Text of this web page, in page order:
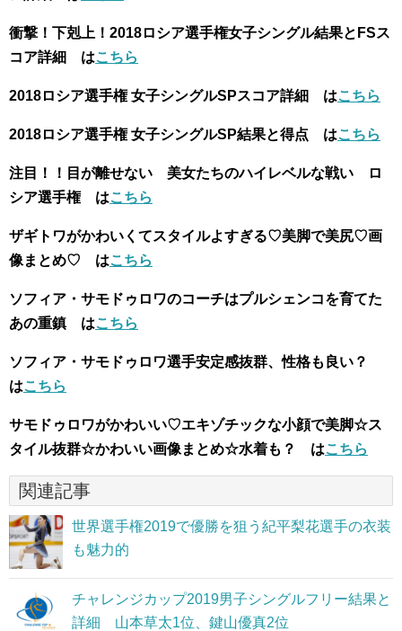
衝撃！下剋上！2018ロシア選手権女子シングル結果とFSス
コア詳細 はこちら
2018ロシア選手権 女子シングルSPスコア詳細 はこちら
2018ロシア選手権 女子シングルSP結果と得点 はこちら
注目！！目が離せない 美女たちのハイレベルな戦い ロ
シア選手権 はこちら
ザギトワがかわいくてスタイルよすぎる♡美脚で美尻♡画
像まとめ♡ はこちら
ソフィア・サモドゥロワのコーチはプルシェンコを育てた
あの重鎮 はこちら
ソフィア・サモドゥロワ選手安定感抜群、性格も良い？
はこちら
サモドゥロワがかわいい♡エキゾチックな小顔で美脚☆ス
タイル抜群☆かわいい画像まとめ☆水着も？ はこちら
関連記事
世界選手権2019で優勝を狙う紀平梨花選手の衣装
も魅力的
チャレンジカップ2019男子シングルフリー結果と
詳細 山本草太1位、鍵山優真2位